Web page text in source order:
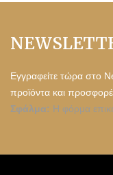
Εγγραφείτε τώρα στο
προϊόντα και
Σφάλμα: Η φόρμα